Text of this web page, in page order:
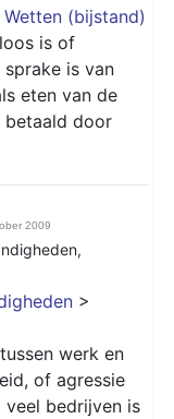
Wetten (bijstand)
is of
is van
eten van de
betaald door
2009
,
>
werk en
of agressie
bedrijven is